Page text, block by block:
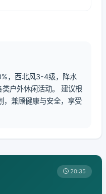
，西北风3-4级，降水
户外休闲活动。 建议根
，兼顾健康与安全，享受
20:35